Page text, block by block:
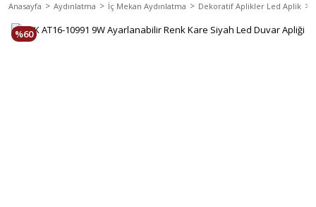
Anasayfa Aydınlatma İç Mekan Aydınlatma Dekoratif Aplikler Led Aplik
%60